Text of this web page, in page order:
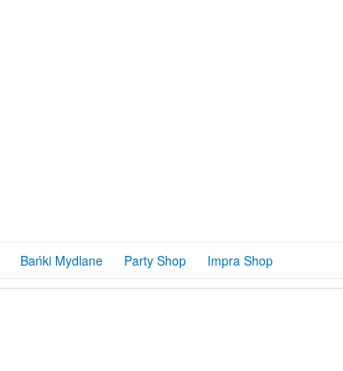
Bańki Mydlane Party Shop Impra Shop